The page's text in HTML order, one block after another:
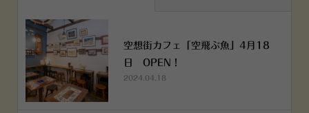
空想街カフェ「空飛ぶ魚」4月18
日 OPEN！
2024.04.18